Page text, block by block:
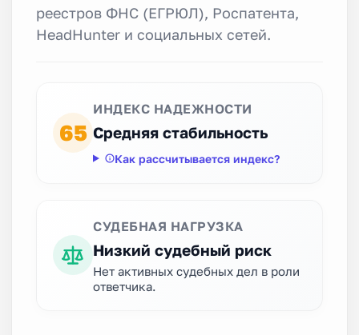
реестров ФНС (ЕГРЮЛ), Роспатента,
HeadHunter и социальных сетей.
65
ИНДЕКС НАДЕЖНОСТИ
Средняя стабильность
Как рассчитывается индекс?
СУДЕБНАЯ НАГРУЗКА
Низкий судебный риск
Нет активных судебных дел в роли
ответчика.